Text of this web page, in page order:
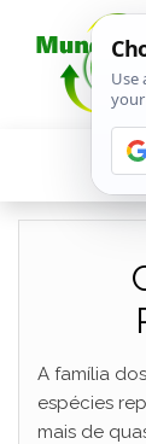
A família
espécies
mais de